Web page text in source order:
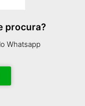
procura?
Whatsapp